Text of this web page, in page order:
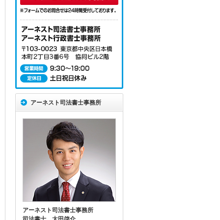
アーネスト司法書士事務所
アーネスト司法書士事務所